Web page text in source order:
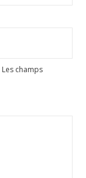
Les champs